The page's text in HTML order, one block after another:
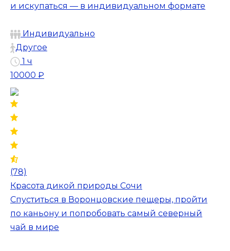
и искупаться — в индивидуальном формате
Индивидуально
Другое
1 ч
10000 ₽
(78)
Красота дикой природы Сочи
Спуститься в Воронцовские пещеры, пройти
по каньону и попробовать самый северный
чай в мире